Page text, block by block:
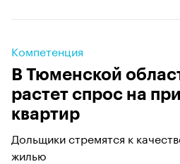
Компетенция
В Тюменской
растет спрос на
квартир
Дольщики стремятся к
жилью